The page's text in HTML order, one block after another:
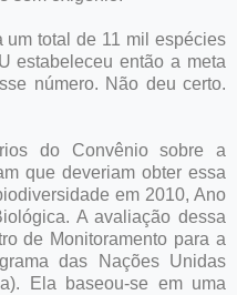
um total de 11 mil espécies
estabeleceu então a meta
número. Não deu certo.
do Convênio sobre a
que deveriam obter essa
em 2010, Ano
A avaliação dessa
de Monitoramento para a
das Nações Unidas
Ela baseou-se em uma